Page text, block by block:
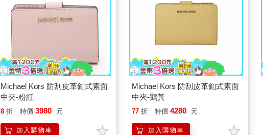
Michael Kors 防刮皮革釦式素面
中夾-粉紅
8 折 特價 3980 元
加入購物車
Michael Kors 防刮皮革釦式素面
中夾-鵝黃
77 折 特價 4280 元
加入購物車